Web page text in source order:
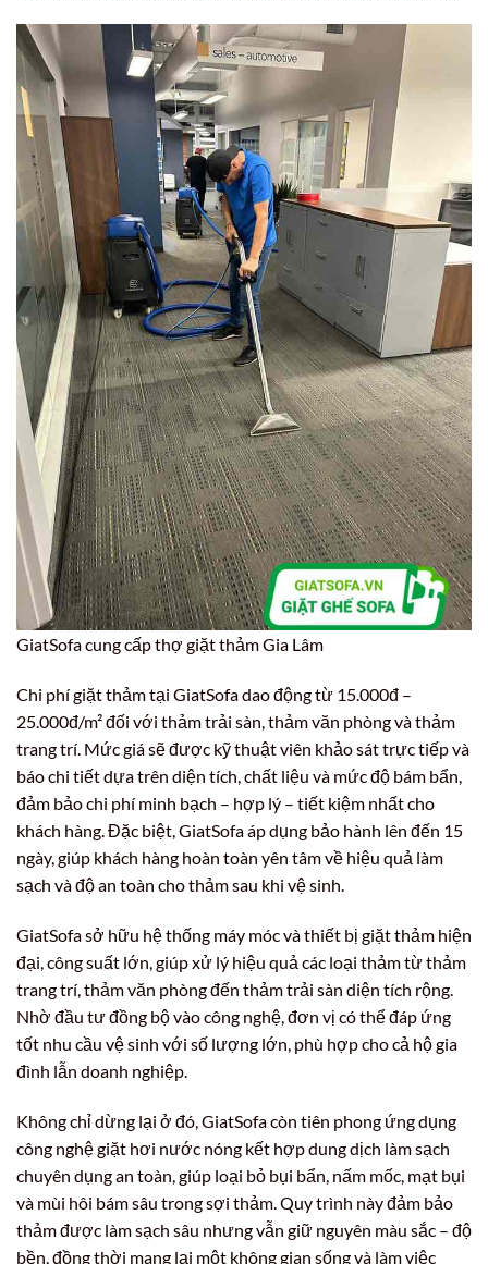
GiatSofa cung cấp thợ giặt thảm Gia Lâm
Chi phí giặt thảm tại GiatSofa dao động từ 15.000đ –
25.000đ/m² đối với thảm trải sàn, thảm văn phòng và thảm
trang trí. Mức giá sẽ được kỹ thuật viên khảo sát trực tiếp và
báo chi tiết dựa trên diện tích, chất liệu và mức độ bám bẩn,
đảm bảo chi phí minh bạch – hợp lý – tiết kiệm nhất cho
khách hàng. Đặc biệt, GiatSofa áp dụng bảo hành lên đến 15
ngày, giúp khách hàng hoàn toàn yên tâm về hiệu quả làm
sạch và độ an toàn cho thảm sau khi vệ sinh.
GiatSofa sở hữu hệ thống máy móc và thiết bị giặt thảm hiện
đại, công suất lớn, giúp xử lý hiệu quả các loại thảm từ thảm
trang trí, thảm văn phòng đến thảm trải sàn diện tích rộng.
Nhờ đầu tư đồng bộ vào công nghệ, đơn vị có thể đáp ứng
tốt nhu cầu vệ sinh với số lượng lớn, phù hợp cho cả hộ gia
đình lẫn doanh nghiệp.
Không chỉ dừng lại ở đó, GiatSofa còn tiên phong ứng dụng
công nghệ giặt hơi nước nóng kết hợp dung dịch làm sạch
chuyên dụng an toàn, giúp loại bỏ bụi bẩn, nấm mốc, mạt bụi
và mùi hôi bám sâu trong sợi thảm. Quy trình này đảm bảo
thảm được làm sạch sâu nhưng vẫn giữ nguyên màu sắc – độ
bền, đồng thời mang lại một không gian sống và làm việc